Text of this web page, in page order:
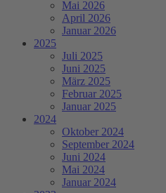
Mai 2026
April 2026
Januar 2026
2025
Juli 2025
Juni 2025
März 2025
Februar 2025
Januar 2025
2024
Oktober 2024
September 2024
Juni 2024
Mai 2024
Januar 2024